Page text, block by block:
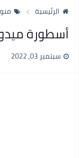
الرئيسية
أسطورة
سبتمبر 03, 2022